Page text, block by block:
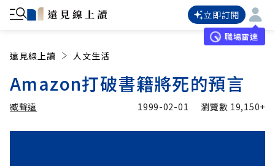
立即訂閱
職場雷達
遠見線上讀 人文生活
Amazon打破書籍將死的預言
臧聲遠 1999-02-01 瀏覽數 19,150+